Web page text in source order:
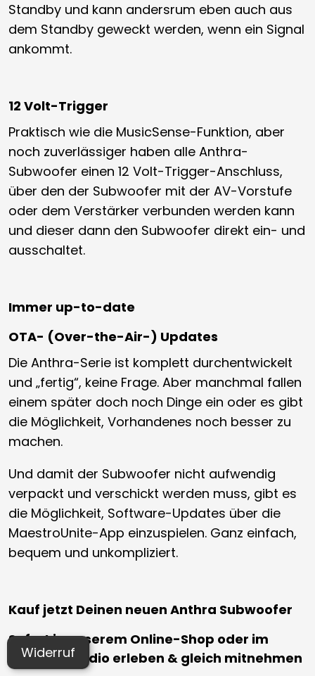
Standby und kann andersrum eben auch aus
dem Standby geweckt werden, wenn ein Signal
ankommt.
12 Volt-Trigger
Praktisch wie die MusicSense-Funktion, aber
noch zuverlässiger haben alle Anthra-
Subwoofer einen 12 Volt-Trigger-Anschluss,
über den der Subwoofer mit der AV-Vorstufe
oder dem Verstärker verbunden werden kann
und dieser dann den Subwoofer direkt ein- und
ausschaltet.
Immer up-to-date
OTA- (Over-the-Air-) Updates
Die Anthra-Serie ist komplett durchentwickelt
und „fertig“, keine Frage. Aber manchmal fallen
einem später doch noch Dinge ein oder es gibt
die Möglichkeit, Vorhandenes noch besser zu
machen.
Und damit der Subwoofer nicht aufwendig
verpackt und verschickt werden muss, gibt es
die Möglichkeit, Software-Updates über die
MaestroUnite-App einzuspielen. Ganz einfach,
bequem und unkompliziert.
Kauf jetzt Deinen neuen Anthra Subwoofer
Sofort in unserem Online-Shop oder im
AVITECT Studio erleben & gleich mitnehmen
Widerruf